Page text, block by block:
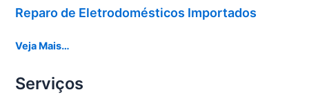
Reparo de Eletrodomésticos Importados
Veja Mais…
Serviços